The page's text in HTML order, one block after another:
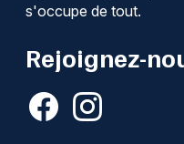
s'occupe de tout.
Rejoignez-